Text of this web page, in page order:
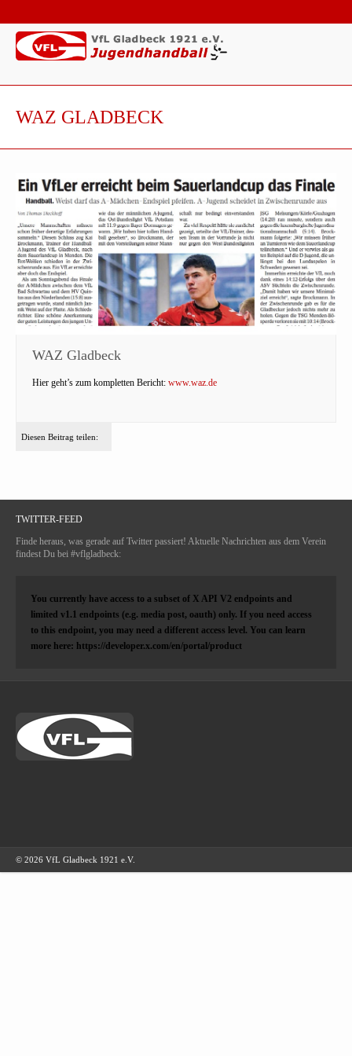
WAZ GLADBECK
WAZ Gladbeck
Hier geht’s zum kompletten Bericht: www.waz.de
Diesen Beitrag teilen:
TWITTER-FEED
Finde heraus, was gerade auf Twitter passiert! Aktuelle Nachrichten aus dem Verein
findest Du bei #vflgladbeck:
You currently have access to a subset of X API V2 endpoints and
limited v1.1 endpoints (e.g. media post, oauth) only. If you need access
to this endpoint, you may need a different access level. You can learn
more here: https://developer.x.com/en/portal/product
© 2026 VfL Gladbeck 1921 e.V.